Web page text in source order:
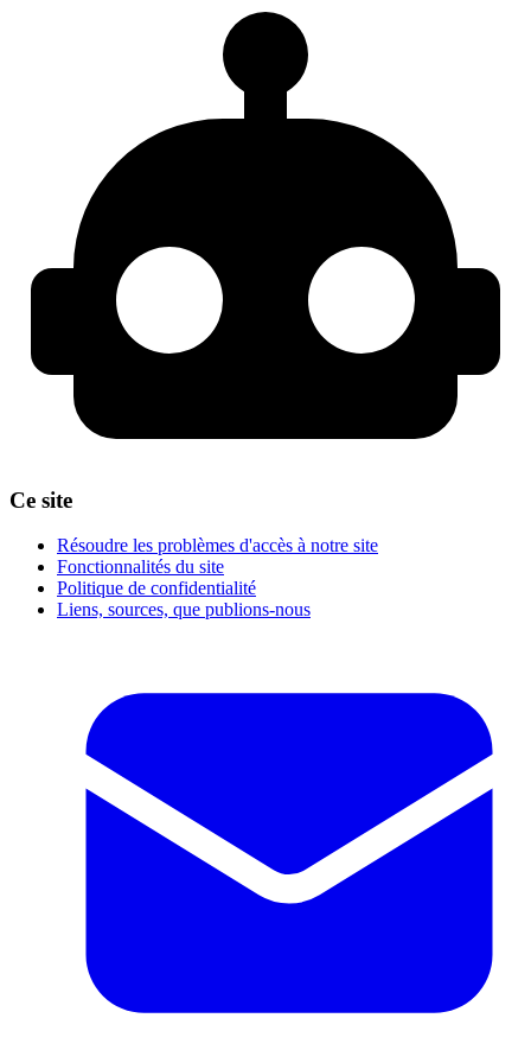
Ce site
Résoudre les problèmes d'accès à notre site
Fonctionnalités du site
Politique de confidentialité
Liens, sources, que publions-nous